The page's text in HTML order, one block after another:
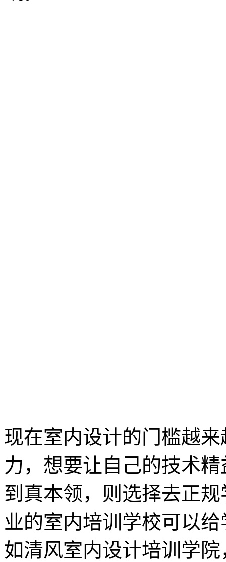
现在室内设计的门槛越
力，想要让自己的技术
到真本领，则选择去正
业的室内培训学校可以
如清风室内设计培训学